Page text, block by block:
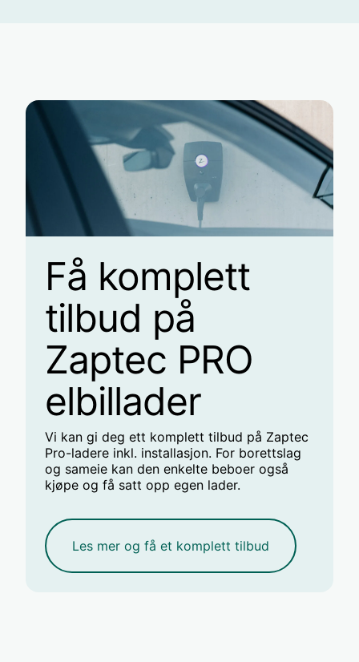
Få komplett
tilbud på
Zaptec PRO
elbillader
Vi kan gi deg ett komplett tilbud på Zaptec
Pro-ladere inkl. installasjon. For borettslag
og sameie kan den enkelte beboer også
kjøpe og få satt opp egen lader.
Les mer og få et komplett tilbud